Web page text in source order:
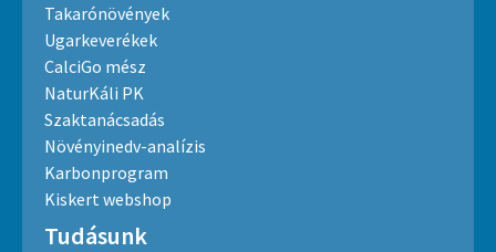
Takarónövények
Ugarkeverékek
CalciGo mész
NaturKáli PK
Szaktanácsadás
Növényinedv-analízis
Karbonprogram
Kiskert webshop
Tudásunk